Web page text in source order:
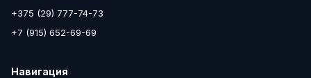
+375 (29) 777-74-73
+7 (915) 652-69-69
Навигация